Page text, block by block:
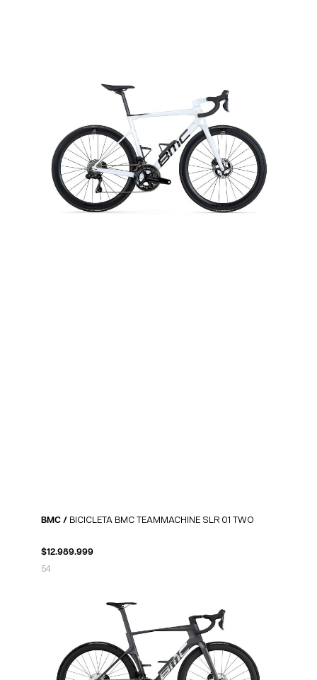
BMC / BICICLETA BMC TEAMMACHINE SLR 01 TWO
$12.989.999
54